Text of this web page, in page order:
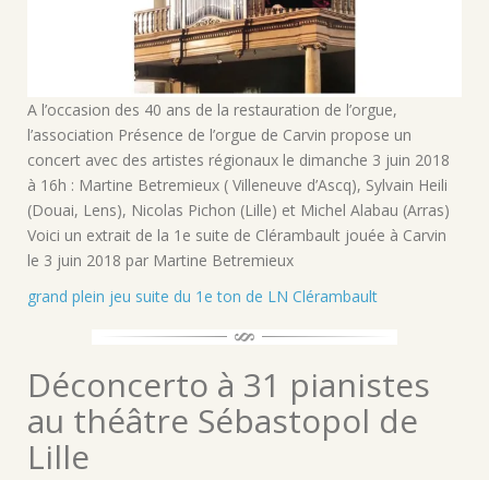
A l’occasion des 40 ans de la restauration de l’orgue,
l’association Présence de l’orgue de Carvin propose un
concert avec des artistes régionaux le dimanche 3 juin 2018
à 16h : Martine Betremieux ( Villeneuve d’Ascq), Sylvain Heili
(Douai, Lens), Nicolas Pichon (Lille) et Michel Alabau (Arras)
Voici un extrait de la 1e suite de Clérambault jouée à Carvin
le 3 juin 2018 par Martine Betremieux
grand plein jeu suite du 1e ton de LN Clérambault
Déconcerto à 31 pianistes
au théâtre Sébastopol de
Lille